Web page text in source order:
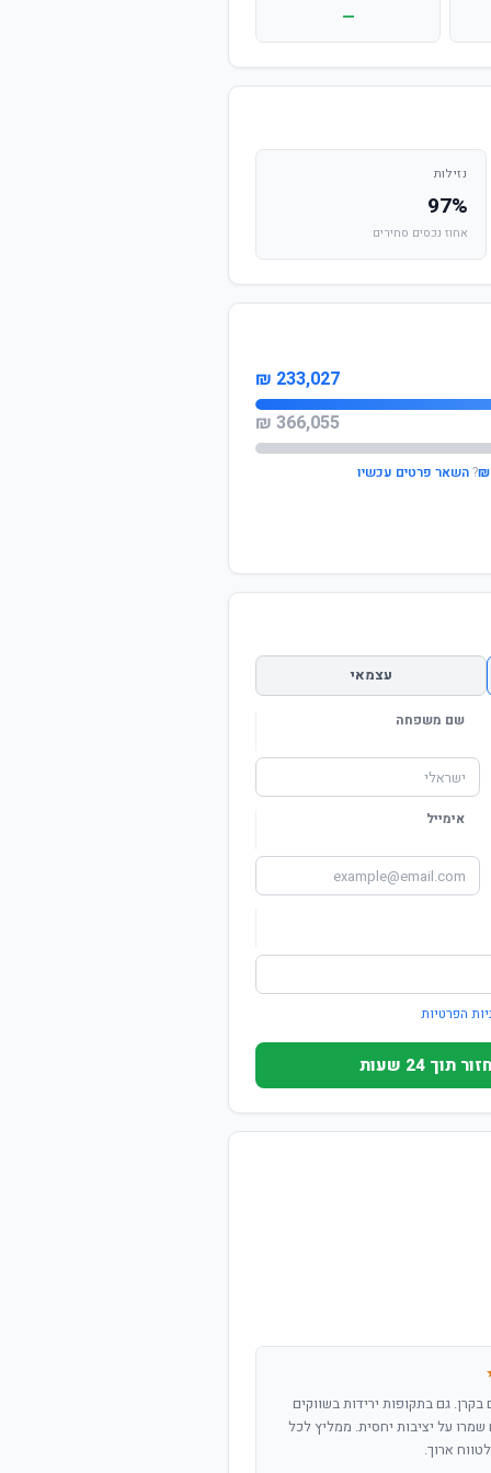
—
נזילות
97%
אחוז נכסים סחירים
233,027 ₪
366,055 ₪
?השאר פרטים עכשיו
עצמאי
שם משפחה
אימייל
הפרטיות
24 שעות
שנים בקרן. גם בתקופות ירידות בשווקים
שמרו על יציבות יחסית. ממליץ לכל
ארוך.